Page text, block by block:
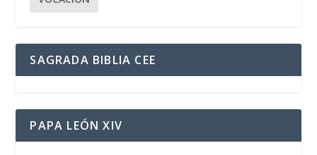
SAGRADA BIBLIA CEE
PAPA LEÓN XIV